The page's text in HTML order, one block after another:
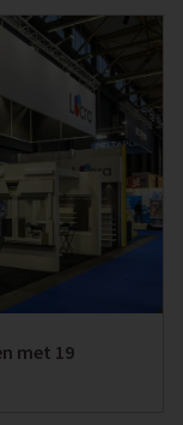
met 19